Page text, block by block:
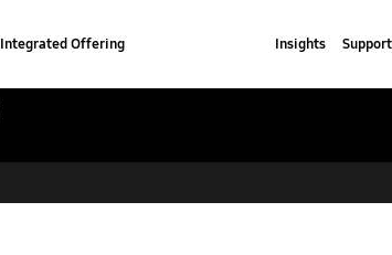
Integrated Offering Insights Support